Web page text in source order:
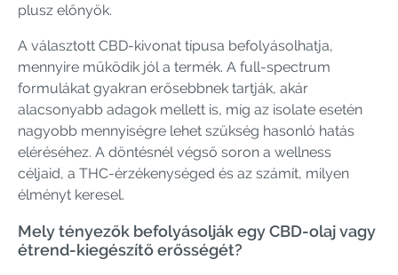
plusz előnyök.
A választott CBD-kivonat típusa befolyásolhatja,
mennyire működik jól a termék. A full-spectrum
formulákat gyakran erősebbnek tartják, akár
alacsonyabb adagok mellett is, míg az isolate esetén
nagyobb mennyiségre lehet szükség hasonló hatás
eléréséhez. A döntésnél végső soron a wellness
céljaid, a THC-érzékenységed és az számít, milyen
élményt keresel.
Mely tényezők befolyásolják egy CBD-olaj vagy
étrend-kiegészítő erősségét?